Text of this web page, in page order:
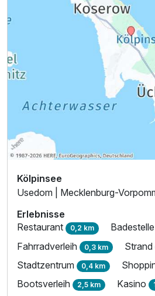
Kölpinsee
Usedom | Mecklenburg-
Erlebnisse
Restaurant 0,2 km Badestelle
Fahrradverleih 0,3 km Strand
Stadtzentrum 0,4 km
Bootsverleih 2,5 km Kasino